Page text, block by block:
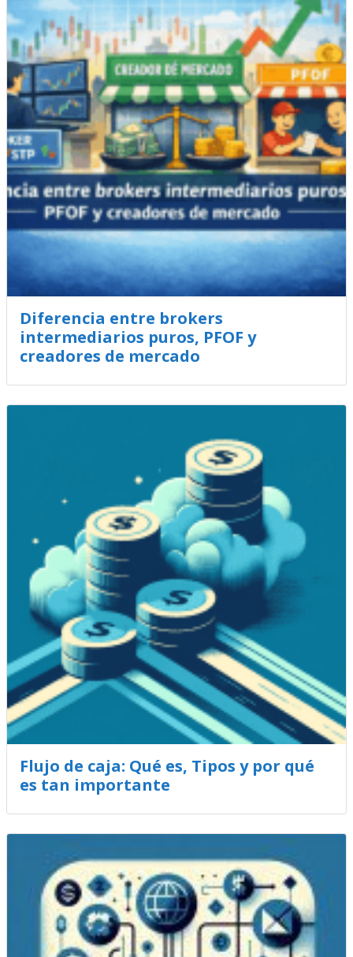
Diferencia entre brokers
intermediarios puros, PFOF y
creadores de mercado
Flujo de caja: Qué es, Tipos y por qué
es tan importante